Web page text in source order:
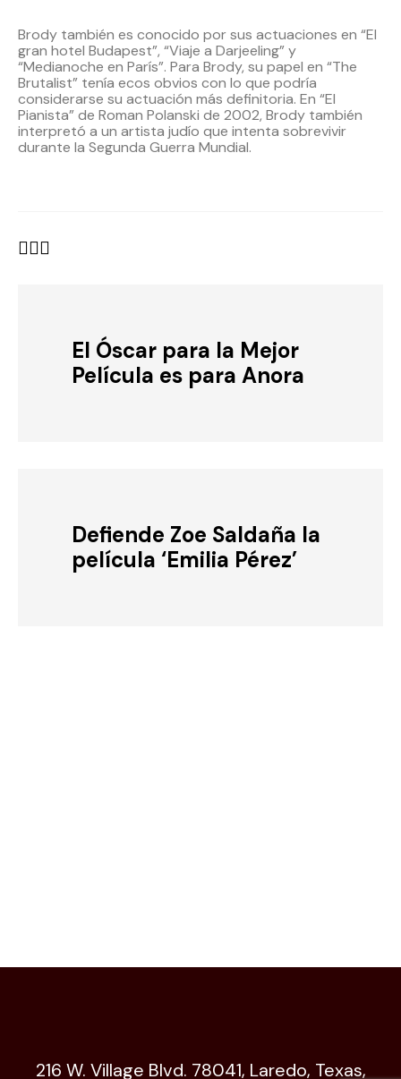
Brody también es conocido por sus actuaciones en “El
gran hotel Budapest”, “Viaje a Darjeeling” y
“Medianoche en París”. Para Brody, su papel en “The
Brutalist” tenía ecos obvios con lo que podría
considerarse su actuación más definitoria. En “El
Pianista” de Roman Polanski de 2002, Brody también
interpretó a un artista judío que intenta sobrevivir
durante la Segunda Guerra Mundial.
El Óscar para la Mejor
Película es para Anora
Defiende Zoe Saldaña la
película ‘Emilia Pérez’
216 W. Village Blvd. 78041, Laredo, Texas,